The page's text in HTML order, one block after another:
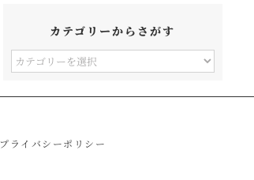
カテゴリーからさがす
カ
ー
プライバシーポリシー